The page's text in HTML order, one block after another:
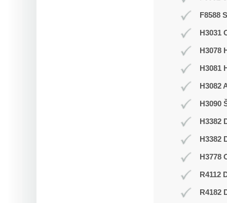
F8588
H3031
H3078
H3081
H3082
H3090
H3382
H3382
H3778
R4112
R4182